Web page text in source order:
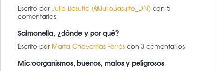
Escrito por Julio Basulto (@JulioBasulto_DN) con 5
comentarios
Salmonella, ¿dónde y por qué?
Escrito por Marta Chavarrías Ferràs con 3 comentarios
Microorganismos, buenos, malos y peligrosos